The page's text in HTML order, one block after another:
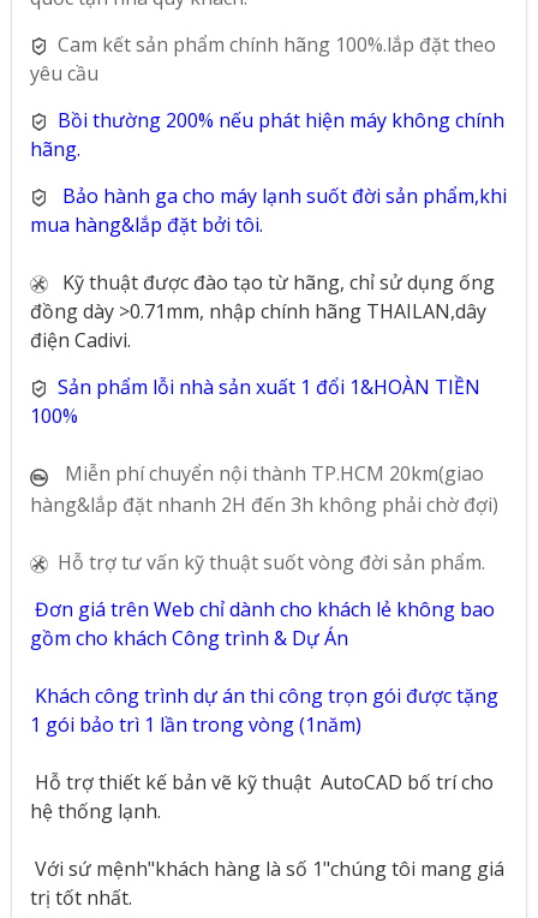
Cam kết sản phẩm chính hãng 100%.lắp đặt theo
yêu cầu
Bồi thường 200% nếu phát hiện máy không chính
hãng.
Bảo hành ga cho máy lạnh suốt đời sản phẩm,khi
mua hàng&lắp đặt bởi tôi.
Kỹ thuật được đào tạo từ hãng, chỉ sử dụng ống
đồng dày >0.71mm, nhập chính hãng THAILAN,dây
điện Cadivi.
Sản phẩm lỗi nhà sản xuất 1 đổi 1&HOÀN TIỀN
100%
Miễn phí chuyển nội thành TP.HCM 20km(giao
hàng&lắp đặt nhanh 2H đến 3h không phải chờ đợi)
Hỗ trợ tư vấn kỹ thuật suốt vòng đời sản phẩm.
Đơn giá trên Web chỉ dành cho khách lẻ không bao
gồm cho khách Công trình & Dự Án
Khách công trình dự án thi công trọn gói được tặng
1 gói bảo trì 1 lần trong vòng (1năm)
Hỗ trợ thiết kế bản vẽ kỹ thuật AutoCAD bố trí cho
hệ thống lạnh.
Với sứ mệnh"khách hàng là số 1"chúng tôi mang giá
trị tốt nhất.